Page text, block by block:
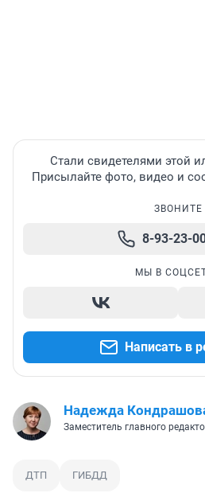
Стали свидетелями этой
Присылайте фото, видео и
ЗВОНИТЕ
8-93-23-
МЫ В
Написать в
Надежда
Заместитель главного
ДТП ГИБДД